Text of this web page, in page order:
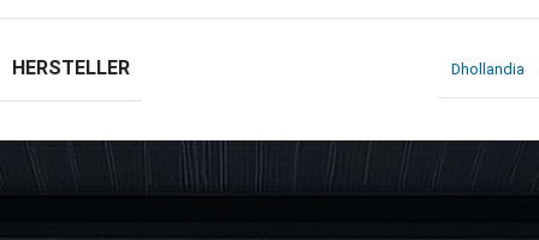
HERSTELLER Dhollandia